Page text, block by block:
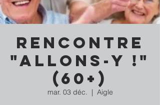
Rencontre
"Allons-y !"
(60+)
mar. 03 déc.
  |
Aigle